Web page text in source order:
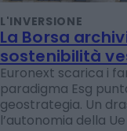
L'INVERSIONE
La Borsa
sostenibilità
Euronext scarica i
paradigma Esg
geostrategia. Un
l’autonomia della